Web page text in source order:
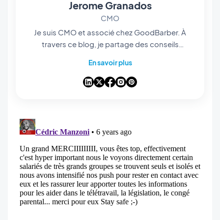
Jerome Granados
CMO
Je suis CMO et associé chez GoodBarber. À
travers ce blog, je partage des conseils
GoodBarber, des analyses sur les tendances
qui transforment le mobile et le no-code, ainsi
un retour d’expérience, discutons-en dans les
commentaires.
En savoir plus